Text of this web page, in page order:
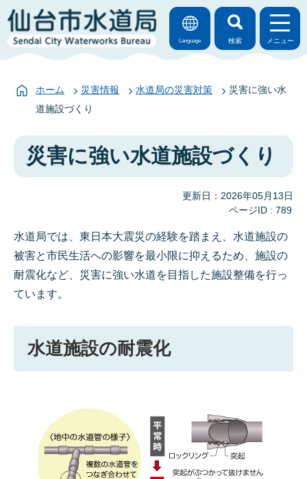
Language 検索 メニュー
ホーム 災害情報 水道局の災害対策
災害に強い水
道施設づくり
災害に強い水道施設づくり
更新日：2026年05月13日
ページID : 789
水道局では、東日本大震災の経験を踏まえ、水道施設の
被害と市民生活への影響を最小限に抑えるため、施設の
耐震化など、災害に強い水道を目指した施設整備を行っ
ています。
水道施設の耐震化